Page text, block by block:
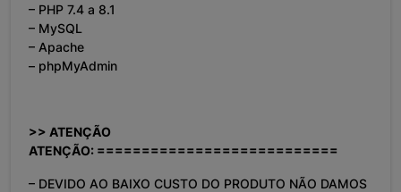
– PHP 7.4 a 8.1
– MySQL
– Apache
– phpMyAdmin
>> ATENÇÃO
ATENÇÃO: ===========================
– DEVIDO AO BAIXO CUSTO DO PRODUTO NÃO DAMOS